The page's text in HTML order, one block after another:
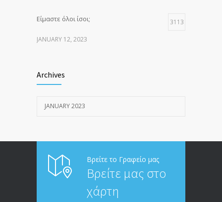
Είμαστε όλοι ίσοι; 3113
JANUARY 12, 2023
JANUARY 20, 2023
Άνδρες, γυναίκες και πατριαρχία
Archives
JANUARY 2023
Βρείτε το Γραφείο μας
Βρείτε μας στο
χάρτη